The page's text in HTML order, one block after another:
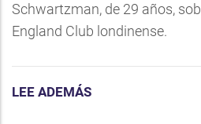
Schwartzman, de 29 años,
England Club londinense.
LEE ADEMÁS